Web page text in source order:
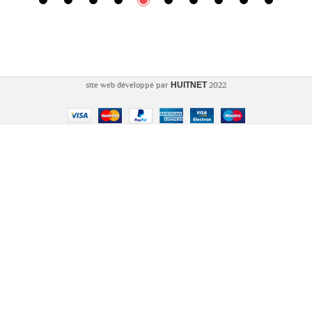
2022 site web développé par
HUITNET